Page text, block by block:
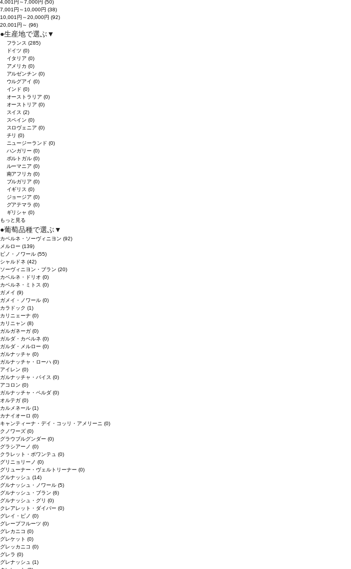
4,001円～7,000円 (50)
7,001円～10,000円 (38)
10,001円～20,000円 (92)
20,001円～ (96)
●生産地で選ぶ ▼
フランス(285)
ドイツ(0)
イタリア(0)
アメリカ(0)
アルゼンチン(0)
ウルグアイ(0)
インド(0)
オーストラリア(0)
オーストリア(0)
スイス(2)
スペイン(0)
スロヴェニア(0)
チリ(0)
ニュージーランド(0)
ハンガリー(0)
ポルトガル(0)
ルーマニア(0)
南アフリカ(0)
ブルガリア(0)
イギリス(0)
ジョージア(0)
グアテマラ(0)
ギリシャ(0)
もっと見る
●葡萄品種で選ぶ ▼
カベルネ・ソーヴィニヨン (92)
メルロー (139)
ピノ・ノワール (55)
シャルドネ (42)
ソーヴィニヨン・ブラン (20)
カベルネ・ドリオ (0)
カベルネ・ミトス (0)
ガメイ (9)
ガメイ・ノワール (0)
カラドック (1)
カリニェーナ (0)
カリニャン (8)
ガルガネーガ (0)
ガルダ・カベルネ (0)
ガルダ・メルロー (0)
ガルナッチャ (0)
ガルナッチャ・ローハ (0)
アイレン (0)
ガルナッチャ・パイス (0)
アコロン (0)
ガルナッチャ・ペルダ (0)
オルテガ (0)
カルメネール (1)
カナイオーロ (0)
キャンティーナ・デイ・コッリ・アメリーニ (0)
クノワーズ (0)
グラウブルグンダー (0)
グラシアーノ (0)
クラレット・ボワンテュ (0)
グリニョリーノ (0)
グリューナー・ヴェルトリーナー (0)
グルナッシュ (14)
グルナッシュ・ノワール (5)
グルナッシュ・ブラン (6)
グルナッシュ・グリ (0)
クレアレット・ダイバー (0)
グレイ・ピノ (0)
グレープフルーツ (0)
グレカニコ (0)
グレケット (0)
グレッカニコ (0)
グレラ (0)
グレナッシュ (1)